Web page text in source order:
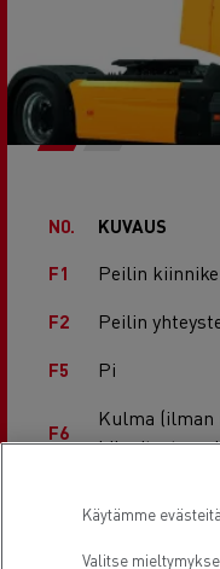
N0.
KUVAUS
F1
Peilin kiinnike
F2 Peilin
F5 Pi
F6
Kulma
Käytämme
Valitse